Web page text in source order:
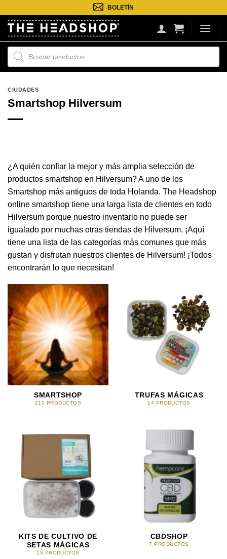
contenido
BOLETÍN
Búsqueda
de
productos
CIUDADES
Smartshop Hilversum
¿A quién confiar la mejor y más amplia selección de
productos smartshop en Hilversum? A uno de los
Smartshop más antiguos de toda Holanda. The Headshop
online smartshop tiene una larga lista de clientes en todo
Hilversum porque nuestro inventario no puede ser
igualado por muchas otras tiendas de Hilversum. ¡Aquí
tiene una lista de las categorías más comunes que más
gustan y disfrutan nuestros clientes de Hilversum! ¡Todos
encontrarán lo que necesitan!
SMARTSHOP
210 PRODUCTOS
TRUFAS MÁGICAS
14 PRODUCTOS
KITS DE CULTIVO DE
SETAS MÁGICAS
13 PRODUCTOS
CBDSHOP
7 PRODUCTOS